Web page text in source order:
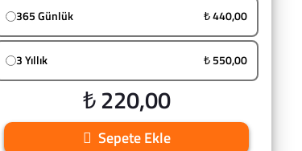
365 Günlük ₺ 440,00
3 Yıllık ₺ 550,00
₺ 220,00
Sepete Ekle